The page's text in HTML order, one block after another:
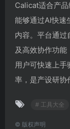
Calicat适合产品
能够通过AI快速
内容。平台通
及高效协作功
用户可快速上手
率，是产设研协
# 工具大全
© 版权声明